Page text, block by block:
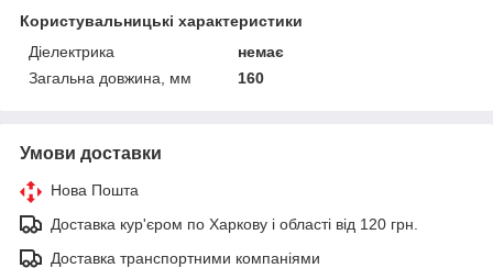
Користувальницькі характеристики
Діелектрика
немає
Загальна довжина, мм
160
Умови доставки
Нова Пошта
Доставка кур'єром по Харкову і області від 120 грн.
Доставка транспортними компаніями